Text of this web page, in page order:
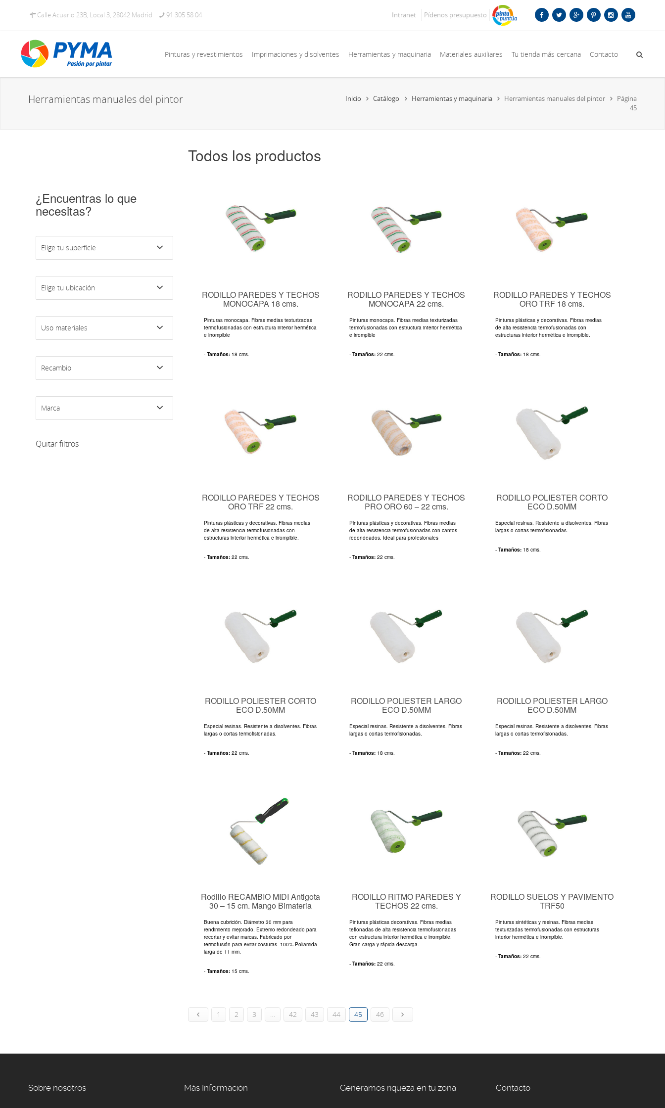
Calle Acuario 23B, Local 3, 28042 Madrid 91 305 58 04 Intranet Pídenos presupuesto
Pinturas y revestimientos Imprimaciones y disolventes Herramientas y maquinaria Materiales auxiliares Tu tienda más cercana Contacto
Herramientas manuales del pintor Inicio Catálogo Herramientas y maquinaria Herramientas manuales del pintor
Página
45
Todos los productos
RODILLO PAREDES Y TECHOS
MONOCAPA 18 cms.
Pinturas monocapa. Fibras medias texturizadas
termofusionadas con estructura interior hermética
e irrompible
- Tamaños: 18 cms.
RODILLO PAREDES Y TECHOS
MONOCAPA 22 cms.
Pinturas monocapa. Fibras medias texturizadas
termofusionadas con estructura interior hermética
e irrompible
-Tamaños:22 cms.
RODILLO PAREDES Y TECHOS
ORO TRF 18 cms.
Pinturas plásticas y decorativas. Fibras medias
de alta resistencia termofusionadas con
estructuras interior hermética e irrompible.
- Tamaños: 18 cms.
RODILLO PAREDES Y TECHOS
ORO TRF 22 cms.
Pinturas plásticas y decorativas. Fibras medias
de alta resistencia termofusionadas con
estructuras interior hermética e irrompible.
- Tamaños: 22 cms.
RODILLO PAREDES Y TECHOS
PRO ORO 60 – 22 cms.
Pinturas plásticas y decorativas. Fibras medias
de alta resistencia termofusionadas con cantos
redondeados. Ideal para profesionales
-Tamaños:22 cms.
RODILLO POLIESTER CORTO
ECO D.50MM
Especial resinas. Resistente a disolventes. Fibras
largas o cortas termofisionadas.
- Tamaños: 18 cms.
RODILLO POLIESTER CORTO
ECO D.50MM
Especial resinas. Resistente a disolventes. Fibras
largas o cortas termofisionadas.
- Tamaños: 22 cms.
RODILLO POLIESTER LARGO
ECO D.50MM
Especial resinas. Resistente a disolventes. Fibras
largas o cortas termofisionadas.
-Tamaños: 18 cms.
RODILLO POLIESTER LARGO
ECO D.50MM
Especial resinas. Resistente a disolventes. Fibras
largas o cortas termofisionadas.
- Tamaños: 22 cms.
Rodillo RECAMBIO MIDI Antigota
30 – 15 cm. Mango Bimateria
Buena cubrición. Diámetro 30 mm para
rendimiento mejorado. Extremo redondeado para
recortar y evitar marcas. Fabricado por
termofusión para evitar costuras. 100% Poliamida
larga de 11 mm.
- Tamaños: 15 cms.
RODILLO RITMO PAREDES Y
TECHOS 22 cms.
Pinturas plásticas decorativas. Fibras medias
teflonadas de alta resistencia termofusionadas
con estructura interior hermética e irrompible.
Gran carga y rápida descarga.
-Tamaños:22 cms.
RODILLO SUELOS Y PAVIMENTO
TRF50
Pinturas sintéticas y resinas. Fibras medias
texturizadas termofusionadas con estructuras
interior hermética e irrompible.
- Tamaños: 22 cms.
1 2 3 … 42 43 44 45 46
¿Encuentras lo que
necesitas?
Elige tu superficie
Elige tu ubicación
Uso materiales
Recambio
Marca
Quitar filtros
Sobre nosotros Más Información Generamos riqueza en tu zona Contacto